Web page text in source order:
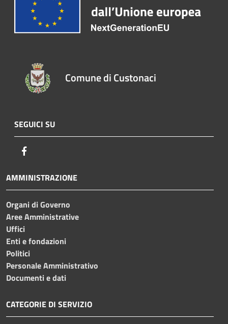
Comune di Custonaci
SEGUICI SU
AMMINISTRAZIONE
Organi di Governo
Aree Amministrative
Uffici
Enti e fondazioni
Politici
Personale Amministrativo
Documenti e dati
CATEGORIE DI SERVIZIO